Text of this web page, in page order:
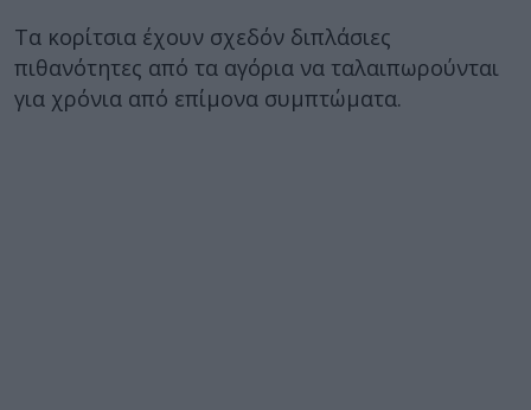
Τα κορίτσια έχουν σχεδόν διπλάσιες
πιθανότητες από τα αγόρια να ταλαιπωρούνται
για χρόνια από επίμονα συμπτώματα.